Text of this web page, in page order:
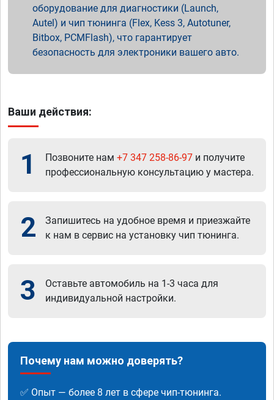
оборудование для диагностики (Launch,
Autel) и чип тюнинга (Flex, Kess 3, Autotuner,
Bitbox, PCMFlash), что гарантирует
безопасность для электроники вашего авто.
Ваши действия:
1 Позвоните нам +7 347 258-86-97 и получите
профессиональную консультацию у мастера.
2
Запишитесь на удобное время и приезжайте
к нам в сервис на установку чип тюнинга.
3
Оставьте автомобиль на 1-3 часа для
индивидуальной настройки.
Почему нам можно доверять?
✅ Опыт — более 8 лет в сфере чип-тюнинга.